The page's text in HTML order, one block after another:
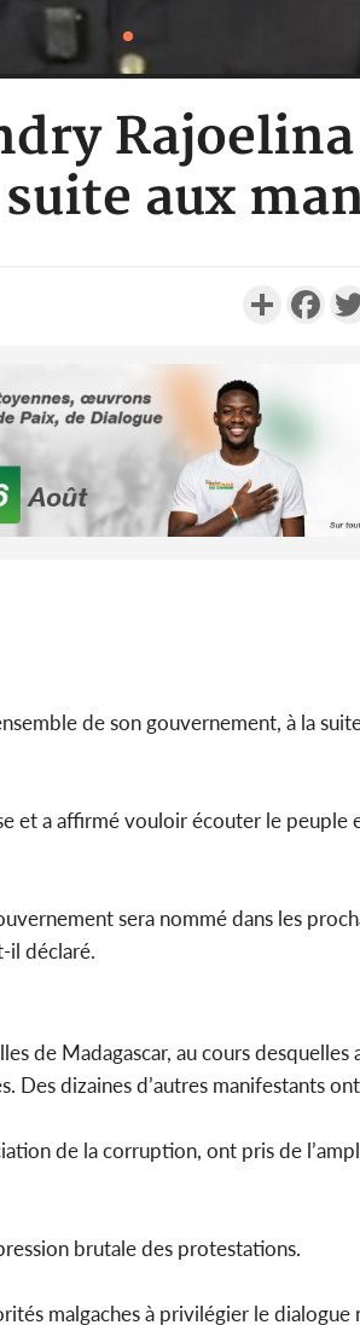
aux
Partager
de son gouvernement, à la
et a affirmé vouloir écouter le peuple
sera nommé dans les
il déclaré.
de Madagascar, au cours desquelles
dizaines d’autres manifestants
de la corruption, ont pris de
brutale des protestations.
malgaches à privilégier le dialogue
Côte